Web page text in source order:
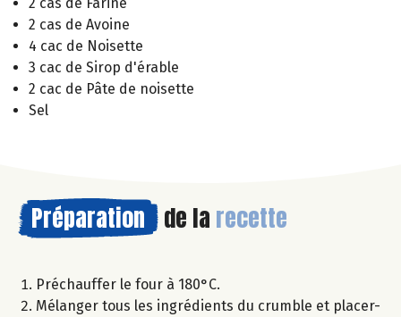
2 cas de Avoine
4 cac de Noisette
3 cac de Sirop d'érable
2 cac de Pâte de noisette
Sel
Préparation de la recette
Préchauffer le four à 180°C.
Mélanger tous les ingrédients du crumble et placer-